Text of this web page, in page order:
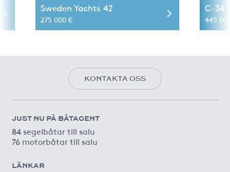
Sweden Yachts 42
275 000 €
C-34
445
KONTAKTA OSS
JUST NU PÅ BÅTAGENT
84 segelbåtar till salu
76 motorbåtar till salu
LÄNKAR